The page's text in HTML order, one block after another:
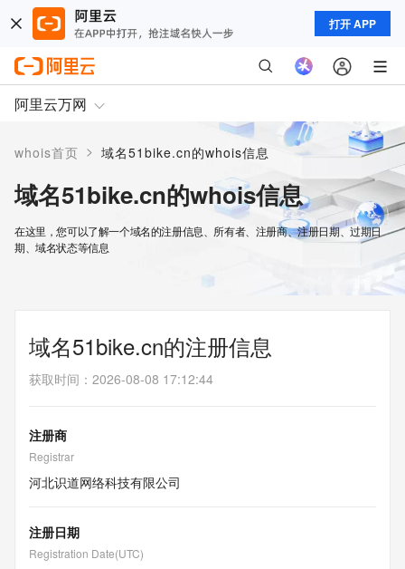
打开 APP
阿里云万网
whois首页 > 域名51bike.cn的whois信息
域名51bike.cn的whois信息
在这里，您可以了解一个域名的注册信息、所有者、注册商、注册日期、过期日
期、域名状态等信息
域名51bike.cn的注册信息
获取时间 ： 2026-08-08 17:12:44
注册商
Registrar
河北识道网络科技有限公司
注册日期
Registration Date(UTC)